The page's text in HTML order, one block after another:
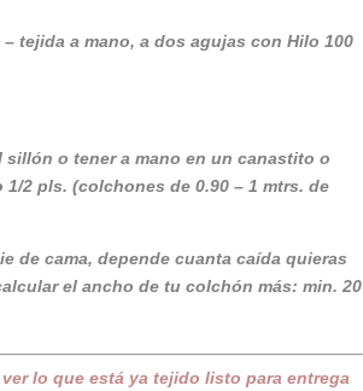
tejida a mano, a dos agujas con Hilo 100
sillón o tener a mano en un canastito o
2 pls. (colchones de 0.90 – 1 mtrs. de
de cama, depende cuanta caída quieras
el ancho de tu colchón más: min. 20
ver lo que está ya tejido listo para entrega